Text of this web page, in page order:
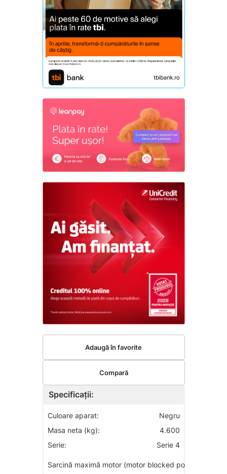
Specificații:
Culoare aparat:
Negru
Masa neta (kg):
4.600
Serie:
Serie 4
Sarcină maximă motor (motor blocked power):
Adaugă în favorite
Compară